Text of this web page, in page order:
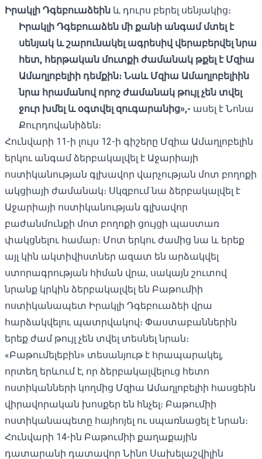
Իրակլի Դգեբուաձեին և դուրս բերել սենյակից։
Իրակլի Դգեբուաձեն մի քանի անգամ մտել է
սենյակ և շարունակել ագրեսիվ վերաբերվել նրա
հետ, հերթական մուտքի ժամանակ թքել է Մզիա
Ամաղլոբելիի դեմքին։ Նաև Մզիա Ամաղլոբելիին
նրա հրամանով որոշ ժամանակ թույլ չեն տվել
ջուր խմել և օգտվել զուգարանից»,- ասել է Նոնա
Քուրդովանիձեն։
Հունվարի 11-ի լույս 12-ի գիշերը Մզիա Ամաղլոբելին
երկու անգամ ձերբակալվել է Աջարիայի
ոստիկանության գլխավոր վարչության մոտ բողոքի
ակցիայի ժամանակ։ Սկզբում նա ձերբակալվել է
Աջարիայի ոստիկանության գլխավոր
բաժանմունքի մոտ բողոքի ցույցի պաստառ
փակցնելու համար։ Մոտ երկու ժամից նա և երեք
այլ կին ակտիվիստներ ազատ են արձակվել
ստորագրության հիման վրա, սակայն շուտով
նրանք կրկին ձերբակալվել են Բաթումիի
ոստիկանապետ Իրակլի Դգեբուաձեի վրա
հարձակվելու պատրվակով։ Փաստաբաններին
երեք ժամ թույլ չեն տվել տեսնել նրան։
«Բաթումելեբին» տեսանյութ է հրապարակել,
որտեղ երևում է, որ ձերբակալվելուց հետո
ոստիկանների կողմից Մզիա Ամաղլոբելիի հասցեին
վիրավորական խոսքեր են հնչել։ Բաթումիի
ոստիկանապետը հայհոյել ու սպառնացել է նրան։
Հունվարի 14-ին Բաթումիի քաղաքային
դատարանի դատավոր Նինո Սախելաշվիլին